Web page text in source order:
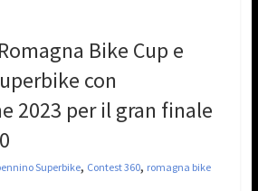
Bike Cup e
con
2023 per il gran finale
Superbike, Contest 360, romagna bike